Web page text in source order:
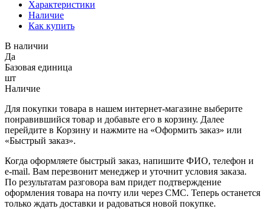
Характеристики
Наличие
Как купить
В наличии
Да
Базовая единица
шт
Наличие
Для покупки товара в нашем интернет-магазине выберите
понравившийся товар и добавьте его в корзину. Далее
перейдите в Корзину и нажмите на «Оформить заказ» или
«Быстрый заказ».
Когда оформляете быстрый заказ, напишите ФИО, телефон и
e-mail. Вам перезвонит менеджер и уточнит условия заказа.
По результатам разговора вам придет подтверждение
оформления товара на почту или через СМС. Теперь останется
только ждать доставки и радоваться новой покупке.